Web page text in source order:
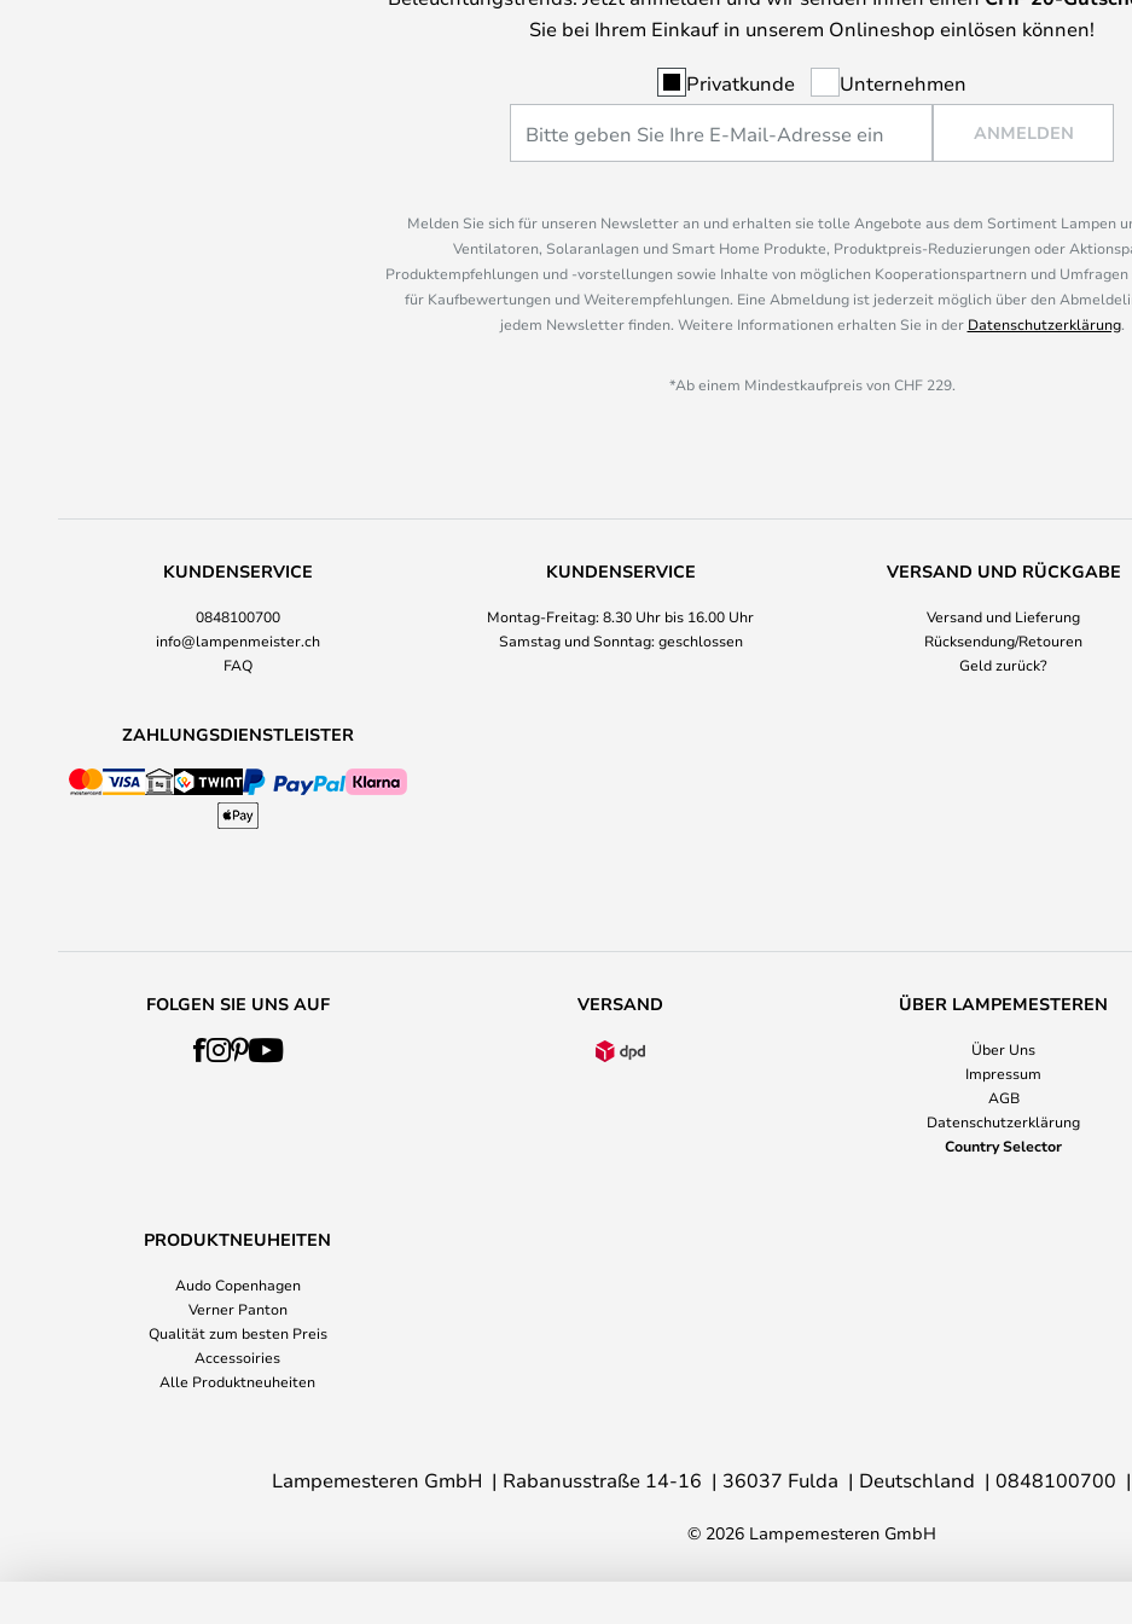
Sie bei Ihrem Einkauf in unserem Onlineshop einlösen können!
Privatkunde Unternehmen
ANMELDEN
Melden Sie sich für unseren Newsletter an und erhalten sie tolle Angebote aus dem Sortiment Lampen
Ventilatoren, Solaranlagen und Smart Home Produkte, Produktpreis-Reduzierungen oder
Produktempfehlungen und -vorstellungen sowie Inhalte von möglichen Kooperationspartnern und
für Kaufbewertungen und Weiterempfehlungen. Eine Abmeldung ist jederzeit möglich über den
jedem Newsletter finden. Weitere Informationen erhalten Sie in der Datenschutzerklärung.
*Ab einem Mindestkaufpreis von CHF 229.
KUNDENSERVICE
0848100700
info@lampenmeister.ch
FAQ
KUNDENSERVICE
Montag-Freitag: 8.30 Uhr bis 16.00 Uhr
Samstag und Sonntag: geschlossen
VERSAND UND RÜCKGABE
Versand und Lieferung
Rücksendung/Retouren
Geld zurück?
ZAHLUNGSDIENSTLEISTER
FOLGEN SIE UNS AUF VERSAND ÜBER LAMPEMESTEREN
Über Uns
Impressum
AGB
Datenschutzerklärung
Country Selector
PRODUKTNEUHEITEN
Audo Copenhagen
Verner Panton
Qualität zum besten Preis
Accessoiries
Alle Produktneuheiten
Lampemesteren GmbH Rabanusstraße 14-16 36037 Fulda Deutschland 0848100700
© 2026 Lampemesteren GmbH